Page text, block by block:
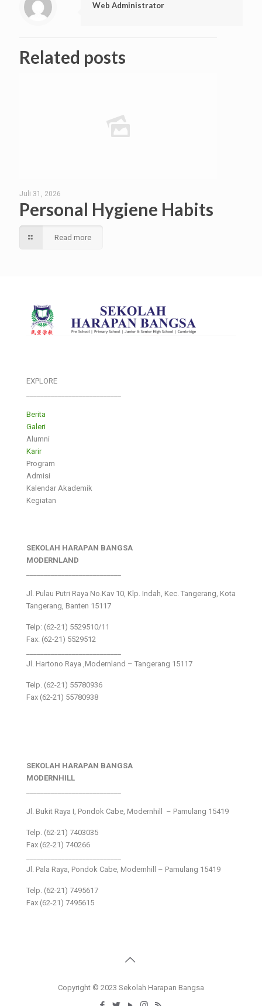
Web Administrator
Related posts
Juli 31, 2026
Personal Hygiene Habits
Read more
EXPLORE
Berita
Galeri
Alumni
Karir
Program
Admisi
Kalendar Akademik
Kegiatan
SEKOLAH HARAPAN BANGSA
MODERNLAND
Jl. Pulau Putri Raya No.Kav 10, Klp. Indah, Kec. Tangerang, Kota
Tangerang, Banten 15117
Telp: (62-21) 5529510/11
Fax: (62-21) 5529512
Jl. Hartono Raya ,Modernland – Tangerang 15117
Telp. (62-21) 55780936
Fax (62-21) 55780938
SEKOLAH HARAPAN BANGSA
MODERNHILL
Jl. Bukit Raya I, Pondok Cabe, Modernhill – Pamulang 15419
Telp. (62-21) 7403035
Fax (62-21) 740266
Jl. Pala Raya, Pondok Cabe, Modernhill – Pamulang 15419
Telp. (62-21) 7495617
Fax (62-21) 7495615
Copyright © 2023 Sekolah Harapan Bangsa